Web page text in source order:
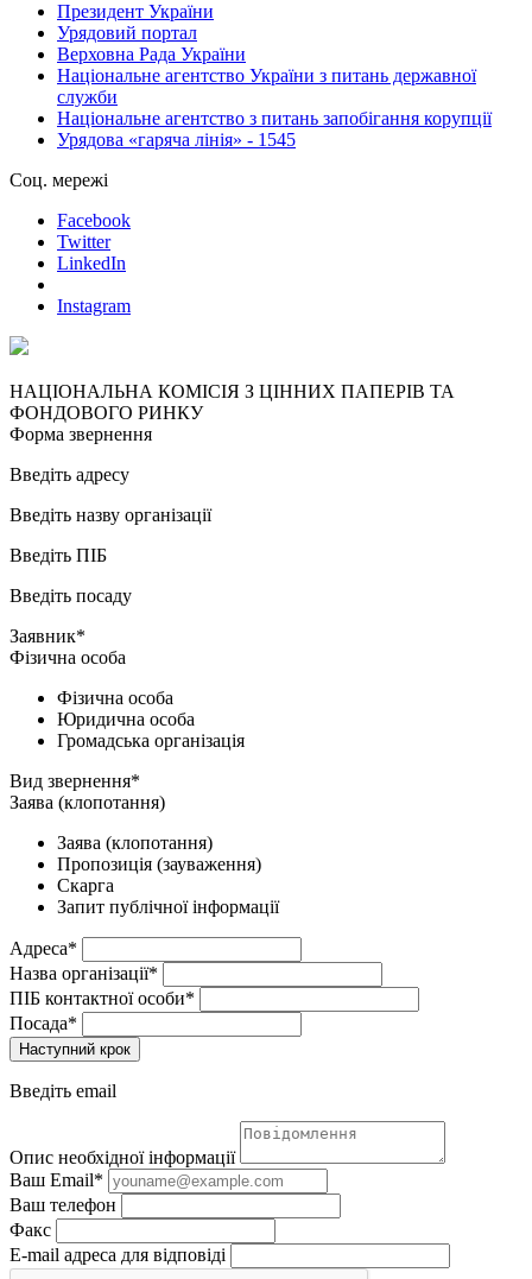
Президент України
Урядовий портал
Верховна Рада України
Національне агентство України з питань державної
служби
Національне агентство з питань запобігання корупції
Урядова «гаряча лінія» - 1545
Соц. мережі
Facebook
Twitter
LinkedIn
Instagram
НАЦІОНАЛЬНА КОМІСІЯ З ЦІННИХ ПАПЕРІВ ТА
ФОНДОВОГО РИНКУ
Форма звернення
Введіть адресу
Введіть назву організації
Введіть ПІБ
Введіть посаду
Заявник*
Фізична особа
Фізична особа
Юридична особа
Громадська організація
Вид звернення*
Заява (клопотання)
Заява (клопотання)
Пропозиція (зауваження)
Скарга
Запит публічної інформації
Адреса*
Назва організації*
ПІБ контактної особи*
Посада*
Наступний крок
Введіть email
Опис необхідної інформації
Ваш Email*
Ваш телефон
Факс
E-mail адреса для відповіді